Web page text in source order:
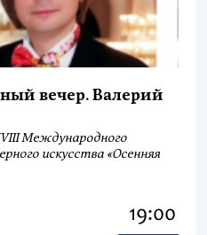
вечер. Валерий
Международного
искусства «Осенняя
19:00